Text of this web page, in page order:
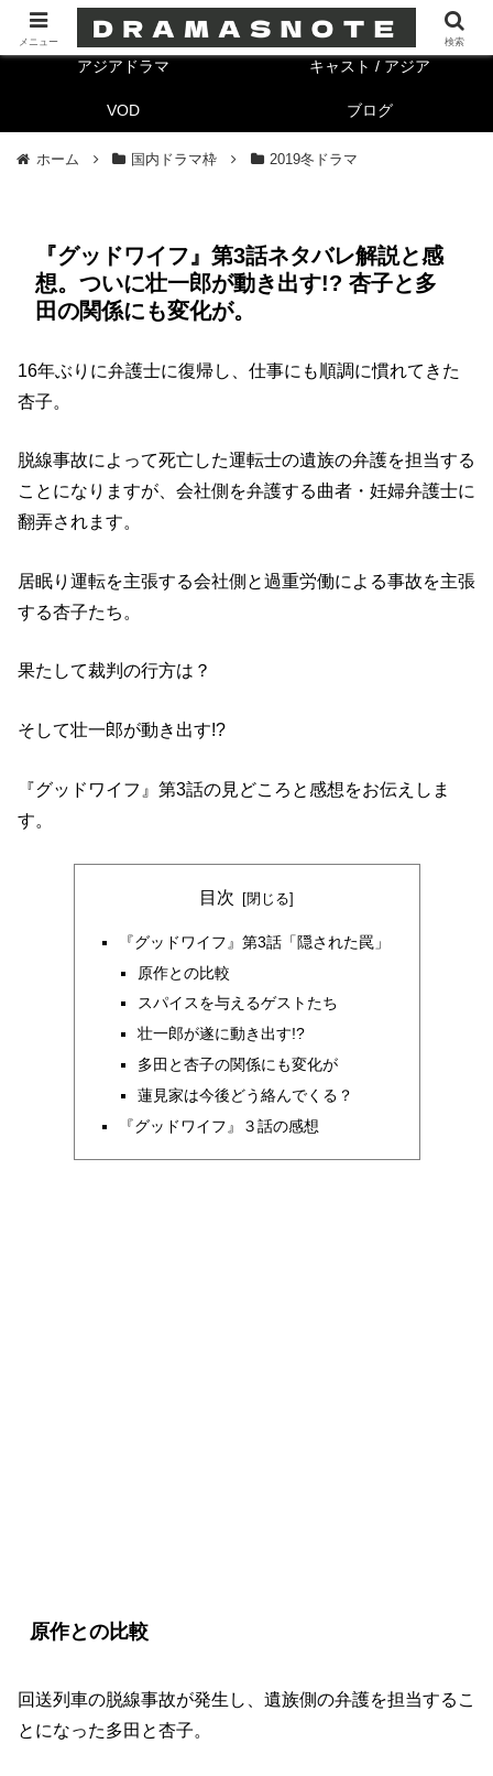
海外ドラマ キャスト/海外
アジアドラマ キャスト / アジア
VOD ブログ
ホーム 国内ドラマ枠 2019冬ドラマ
『グッドワイフ』第3話ネタバレ解説と感
想。ついに壮一郎が動き出す!? 杏子と多
田の関係にも変化が。
16年ぶりに弁護士に復帰し、仕事にも順調に慣れてきた
杏子。
脱線事故によって死亡した運転士の遺族の弁護を担当する
ことになりますが、会社側を弁護する曲者・妊婦弁護士に
翻弄されます。
居眠り運転を主張する会社側と過重労働による事故を主張
する杏子たち。
果たして裁判の行方は？
そして壮一郎が動き出す!?
『グッドワイフ』第3話の見どころと感想をお伝えしま
す。
目次
『グッドワイフ』第3話「隠された罠」
原作との比較
スパイスを与えるゲストたち
壮一郎が遂に動き出す!?
多田と杏子の関係にも変化が
蓮見家は今後どう絡んでくる？
『グッドワイフ』３話の感想
原作との比較
回送列車の脱線事故が発生し、遺族側の弁護を担当するこ
とになった多田と杏子。
メニュー 検索